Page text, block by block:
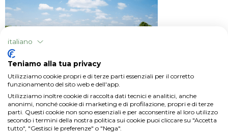
Press release
KWS ITALIA, grazie alla collaborazione con xFarm
Technologies, lancia #MORE: un programma per
italiano
Teniamo alla tua privacy
Utilizziamo cookie propri e di terze parti essenziali per il corretto
funzionamento del sito web e dell'app.
Utilizziamo inoltre cookie di raccolta dati tecnici e analitici, anche
anonimi, nonché cookie di marketing e di profilazione, propri e di terze
parti. Questi cookie non sono essenziali e per acconsentire al loro utilizzo
secondo i termini della nostra politica sui cookie puoi cliccare su "Accetta
tutto", "Gestisci le preferenze" o "Nega".